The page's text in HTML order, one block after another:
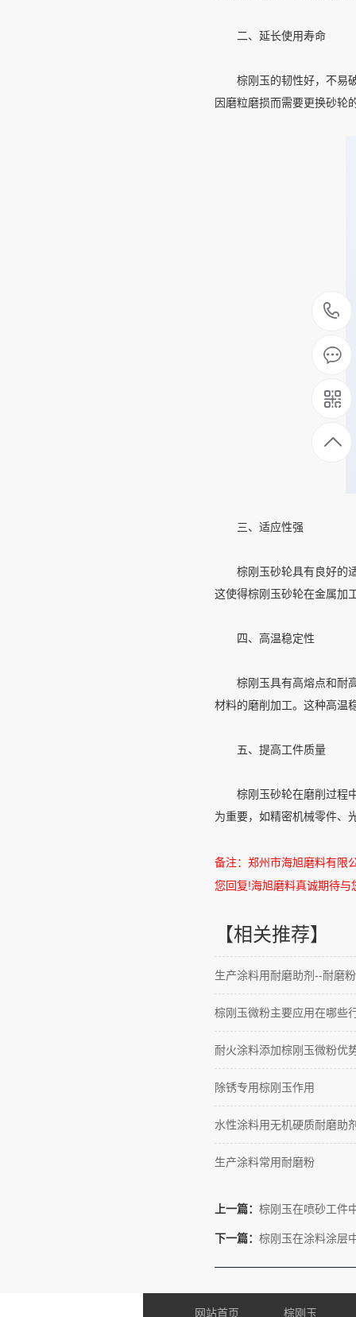
二、延长使用寿命
棕刚玉的韧性好，不易破
因磨粒磨损而需要更换砂轮
三、适应性强
棕刚玉砂轮具有良好的适
这使得棕刚玉砂轮在金属加
四、高温稳定性
棕刚玉具有高熔点和耐
材料的磨削加工。这种高温
五、提高工件质量
棕刚玉砂轮在磨削过程中
为重要，如精密机械零件、
备注：郑州市海旭磨料有限
您回复!海旭磨料真诚期待与
【相关推荐】
生产涂料用耐磨助剂--耐磨粉
棕刚玉微粉主要应用在哪些
耐火涂料添加棕刚玉微粉优
除锈专用棕刚玉作用
水性涂料用无机硬质耐磨助
生产涂料常用耐磨粉
上一篇： 棕刚玉在喷砂工件
下一篇： 棕刚玉在涂料涂层
网站首页 棕刚玉